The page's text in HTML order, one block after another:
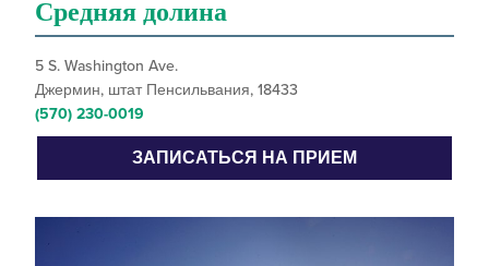
Средняя долина
5 S. Washington Ave.
Джермин, штат Пенсильвания, 18433
(570) 230-0019
ЗАПИСАТЬСЯ НА ПРИЕМ